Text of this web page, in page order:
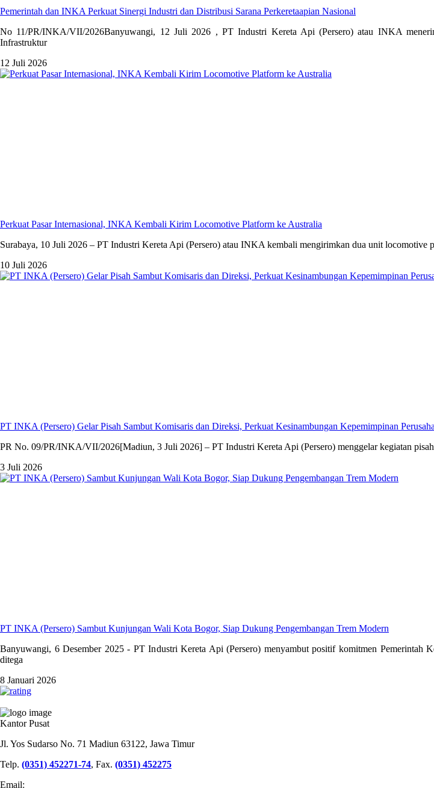
Pemerintah dan INKA Perkuat Sinergi Industri dan Distribusi Sarana Perkeretaapian Nasional
No 11/PR/INKA/VII/2026Banyuwangi, 12 Juli 2026 , PT Industri Kereta Api (Persero) atau INKA
Infrastruktur
12 Juli 2026
Perkuat Pasar Internasional, INKA Kembali Kirim Locomotive Platform ke Australia
Surabaya, 10 Juli 2026 – PT Industri Kereta Api (Persero) atau INKA kembali mengirimkan dua unit
10 Juli 2026
PT INKA (Persero) Gelar Pisah Sambut Komisaris dan Direksi, Perkuat Kesinambungan Kepemimpinan
PR No. 09/PR/INKA/VII/2026[Madiun, 3 Juli 2026] – PT Industri Kereta Api (Persero) menggelar kegiatan
3 Juli 2026
PT INKA (Persero) Sambut Kunjungan Wali Kota Bogor, Siap Dukung Pengembangan Trem Modern
Banyuwangi, 6 Desember 2025 - PT Industri Kereta Api (Persero) menyambut positif komitmen Pemerintah
ditega
8 Januari 2026
Kantor Pusat
Jl. Yos Sudarso No. 71 Madiun 63122, Jawa Timur
Telp. (0351) 452271-74, Fax. (0351) 452275
Email: